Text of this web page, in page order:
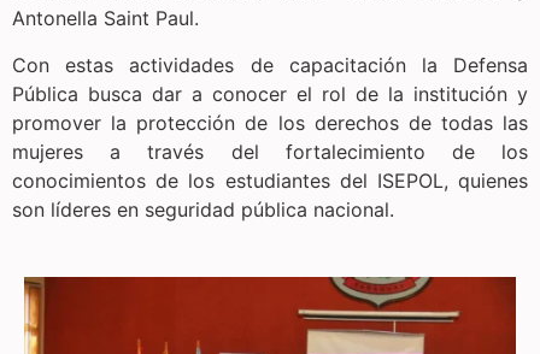
Antonella Saint Paul.
Con estas actividades de capacitación la Defensa
Pública busca dar a conocer el rol de la institución y
promover la protección de los derechos de todas las
mujeres a través del fortalecimiento de los
conocimientos de los estudiantes del ISEPOL, quienes
son líderes en seguridad pública nacional.